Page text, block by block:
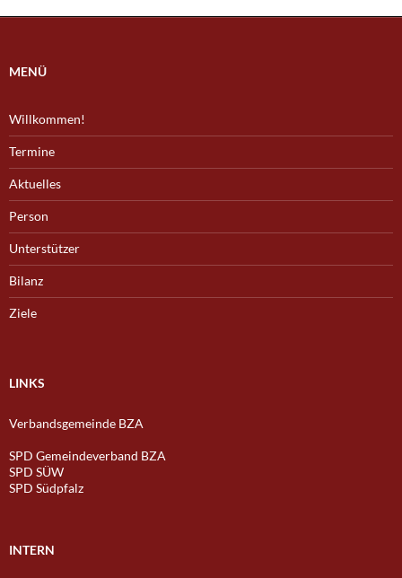
MENÜ
Willkommen!
Termine
Aktuelles
Person
Unterstützer
Bilanz
Ziele
LINKS
Verbandsgemeinde BZA
SPD Gemeindeverband BZA
SPD SÜW
SPD Südpfalz
INTERN